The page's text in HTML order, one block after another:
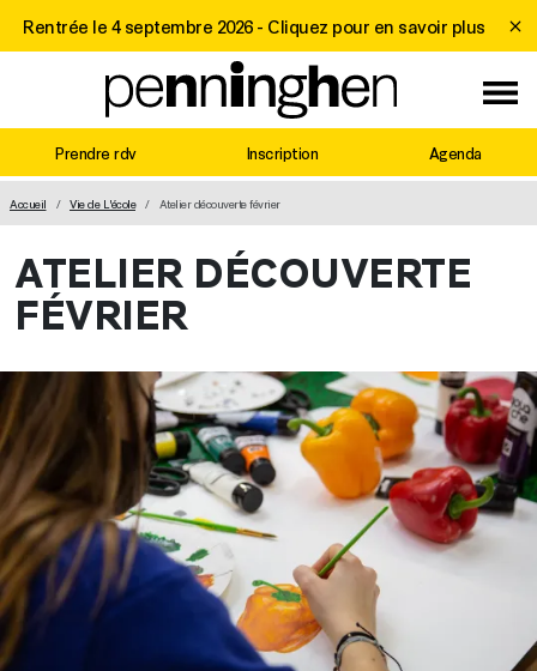
Rentrée le 4 septembre 2026 - Cliquez pour en savoir plus
Prendre rdv Inscription Agenda
MAIN NAVIGATION
Accueil Vie de L'école Atelier découverte février
ATELIER DÉCOUVERTE
FÉVRIER